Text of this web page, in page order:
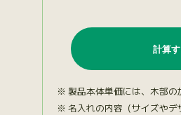
製品本体単価には、木部の
名入れの内容（サイズやデ